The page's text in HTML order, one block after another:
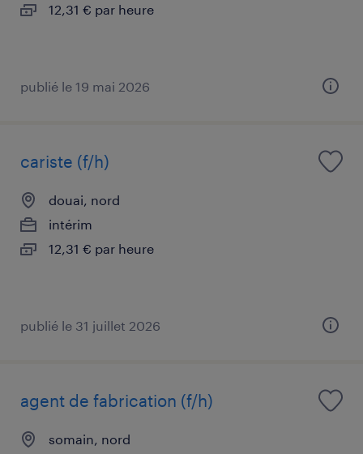
12,31 € par heure
publié le 19 mai 2026
cariste (f/h)
douai, nord
intérim
12,31 € par heure
publié le 31 juillet 2026
agent de fabrication (f/h)
somain, nord